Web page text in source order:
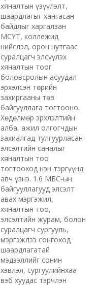
хяналтын үзүүлэлт,
шаардлагыг хангасан
байдлыг харгалзан
МСҮТ, коллежид
нийслэл, орон нутгаас
суралцагч элсүүлэх
хяналтын тоог
боловсролын асуудал
эрхэлсэн төрийн
захиргааны төв
байгууллага тогтооно.
Хөдөлмөр эрхлэлтийн
алба, ажил олгогчдын
захиалгад тулгуурласан
элсэлтийн саналыг
хяналтын тоо
тогтооход нэн тэргүүнд
авч үзнэ. 1.6 МБС-ын
байгууллагууд элсэлт
авах мэргэжил,
хяналтын тоо,
элсэлтийн журам, болон
суралцагч сургууль,
мэргэжлээ сонгоход
шаардлагатай
мэдээллийг сонин
хэвлэл, сургуулийнхаа
вэб хуудас тэрчлэн